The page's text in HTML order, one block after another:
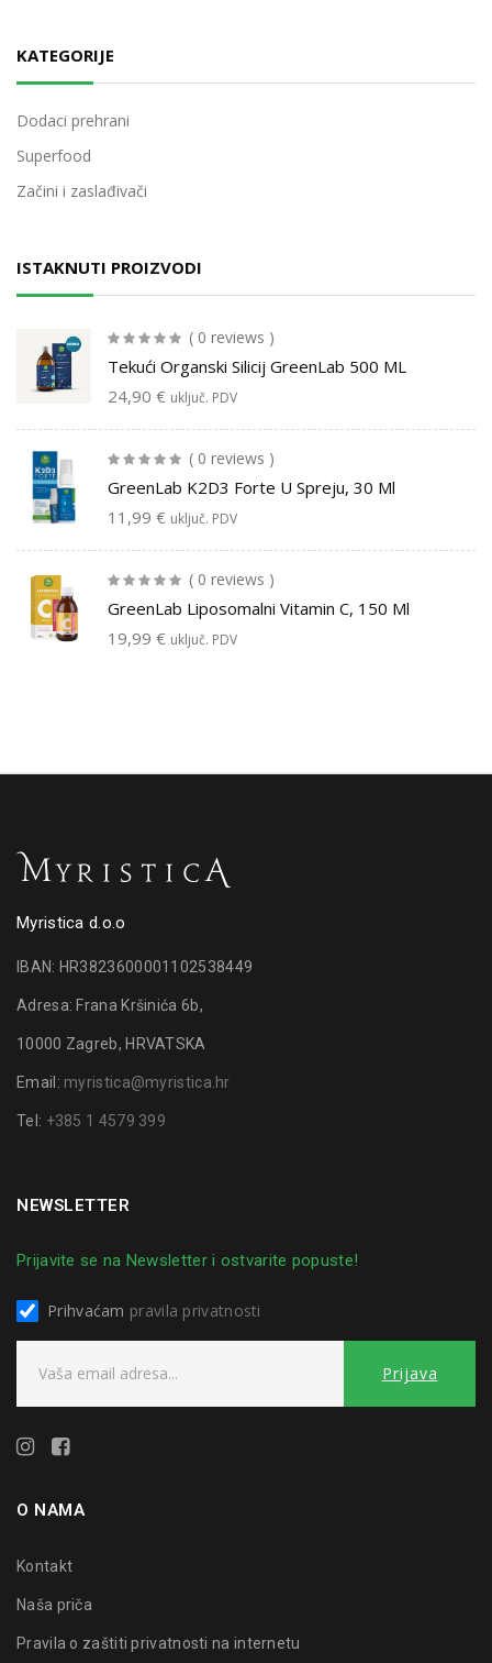
KATEGORIJE
Dodaci prehrani
Superfood
Začini i zaslađivači
ISTAKNUTI PROIZVODI
( 0 reviews )
Tekući Organski Silicij GreenLab 500 ML
24,90 € uključ. PDV
( 0 reviews )
GreenLab K2D3 Forte U Spreju, 30 Ml
11,99 € uključ. PDV
( 0 reviews )
GreenLab Liposomalni Vitamin C, 150 Ml
19,99 € uključ. PDV
Myristica d.o.o
IBAN: HR3823600001102538449
Adresa: Frana Kršinića 6b,
10000 Zagreb, HRVATSKA
Email: myristica@myristica.hr
Tel: +385 1 4579 399
NEWSLETTER
Prijavite se na Newsletter i ostvarite popuste!
Prihvaćam pravila privatnosti
O NAMA
Kontakt
Naša priča
Pravila o zaštiti privatnosti na internetu